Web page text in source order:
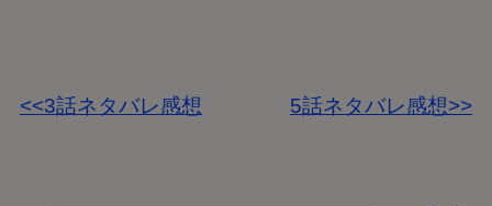
<<3話ネタバレ感想 5話ネタバレ感想>>